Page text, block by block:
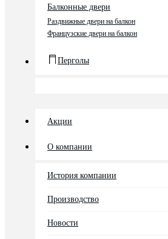
Балконные двери
Раздвижные двери на балкон
Французские двери на балкон
Перголы
Акции
О компании
История компании
Производство
Новости